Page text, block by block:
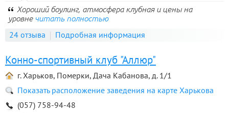
Хороший боулинг, атмосфера клубная и цены на
уровне читать полностью
24 отзыва Подробная информация
Конно-спортивный клуб "Аллюр"
г. Харьков, Померки, Дача Кабанова, д. 1/1
Показать расположение заведения на карте Харькова
(057) 758-94-48